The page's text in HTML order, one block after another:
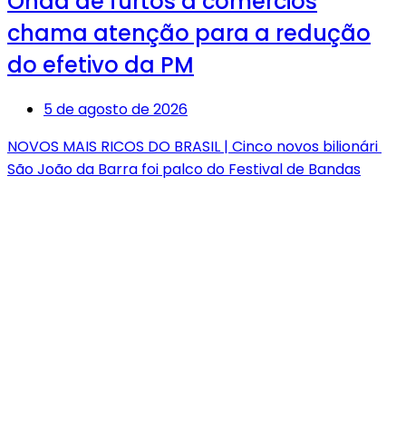
chama atenção para a redução
do efetivo da PM
5 de agosto de 2026
NOVOS MAIS RICOS DO BRASIL | Cinco novos bilionári
São João da Barra foi palco do Festival de Bandas